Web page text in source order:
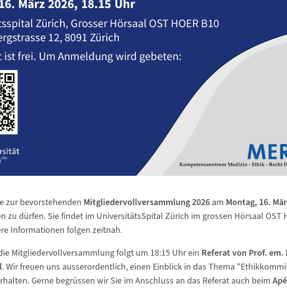
zur bevorstehenden Mitgliedervollversammlung 2026am Montag, 16.
zu dürfen. Sie findet im UniversitätsSpital Zürich im grossen Hörsaal OST
Informationen folgen zeitnah.
Mitgliedervollversammlung folgt um 18:15 Uhr ein Referat von Prof. em.
. Wir freuen uns ausserordentlich, einen Einblick in das Thema
Gerne begrüssen wir Sie im Anschluss an das Referat auch beim